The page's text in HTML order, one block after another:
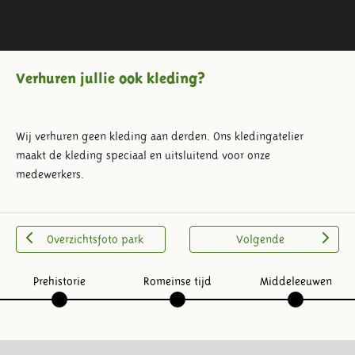
Verhuren jullie ook kleding?
Wij verhuren geen kleding aan derden. Ons kledingatelier
maakt de kleding speciaal en uitsluitend voor onze
medewerkers.
Overzichtsfoto park Volgende
Prehistorie Romeinse tijd Middeleeuwen